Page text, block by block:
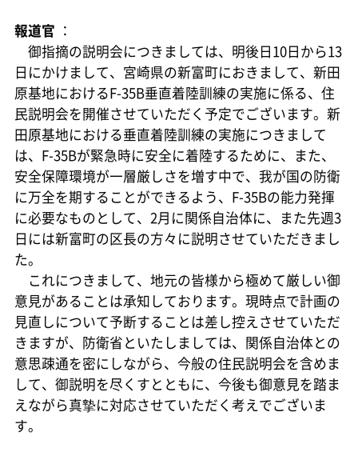
報道官 ：
御指摘の説明会につきましては、明後日10日から13
日にかけまして、宮崎県の新富町におきまして、新田
原基地におけるF-35B垂直着陸訓練の実施に係る、住
民説明会を開催させていただく予定でございます。新
田原基地における垂直着陸訓練の実施につきまして
は、F-35Bが緊急時に安全に着陸するために、また、
安全保障環境が一層厳しさを増す中で、我が国の防衛
に万全を期することができるよう、F-35Bの能力発揮
に必要なものとして、2月に関係自治体に、また先週3
日には新富町の区長の方々に説明させていただきまし
た。
これにつきまして、地元の皆様から極めて厳しい御
意見があることは承知しております。現時点で計画の
見直しについて予断することは差し控えさせていただ
きますが、防衛省といたしましては、関係自治体との
意思疎通を密にしながら、今般の住民説明会を含めま
して、御説明を尽くすとともに、今後も御意見を踏ま
えながら真摯に対応させていただく考えでございま
す。